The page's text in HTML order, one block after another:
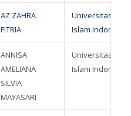
AZ ZAHRA
FITRIA
Universitas
Islam Indonesia
ANNISA
AMELIANA
SILVIA
MAYASARI
Universitas
Islam Indonesia